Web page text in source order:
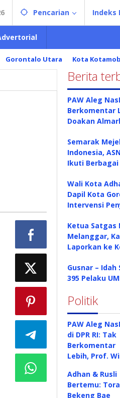
Pencarian Indeks
Gorontalo Utara Kota
Berita
PAW Aleg
Berkomentar
Doakan
Semarak
Indonesia,
Ikuti Berbagai
Wali Kota
Dapil Kota
Intervensi
Ketua Satgas
Melanggar,
Laporkan ke
Gusnar –
395 Pelaku
Politik
PAW Aleg
di DPR RI: Tak
Berkomentar
Lebih, Prof.
Adhan & Rusli
Bertemu:
Bekeng Bae